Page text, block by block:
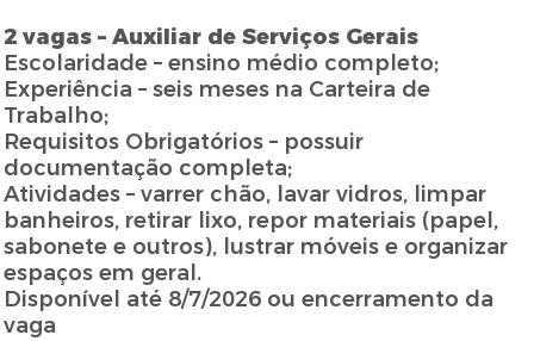
2 vagas – Auxiliar de Serviços Gerais
Escolaridade – ensino médio completo;
Experiência – seis meses na Carteira de
Trabalho;
Requisitos Obrigatórios – possuir
documentação completa;
Atividades – varrer chão, lavar vidros, limpar
banheiros, retirar lixo, repor materiais (papel,
sabonete e outros), lustrar móveis e organizar
espaços em geral.
Disponível até 8/7/2026 ou encerramento da
vaga